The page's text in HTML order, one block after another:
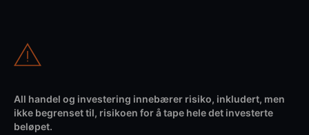
All handel og investering innebærer risiko, inkludert, men
ikke begrenset til, risikoen for å tape hele det investerte
beløpet.